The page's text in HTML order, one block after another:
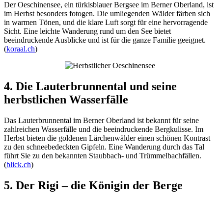
Der Oeschinensee, ein türkisblauer Bergsee im Berner Oberland, ist
im Herbst besonders fotogen. Die umliegenden Wälder färben sich
in warmen Tönen, und die klare Luft sorgt für eine hervorragende
Sicht. Eine leichte Wanderung rund um den See bietet
beeindruckende Ausblicke und ist für die ganze Familie geeignet.
(koraal.ch)
4. Die Lauterbrunnental und seine
herbstlichen Wasserfälle
Das Lauterbrunnental im Berner Oberland ist bekannt für seine
zahlreichen Wasserfälle und die beeindruckende Bergkulisse. Im
Herbst bieten die goldenen Lärchenwälder einen schönen Kontrast
zu den schneebedeckten Gipfeln. Eine Wanderung durch das Tal
führt Sie zu den bekannten Staubbach- und Trümmelbachfällen.
(blick.ch)
5. Der Rigi – die Königin der Berge